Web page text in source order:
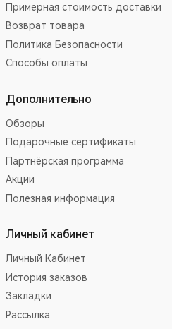
Примерная стоимость доставки
Возврат товара
Политика Безопасности
Способы оплаты
Дополнительно
Обзоры
Подарочные сертификаты
Партнёрская программа
Акции
Полезная информация
Личный кабинет
Личный Кабинет
История заказов
Закладки
Рассылка